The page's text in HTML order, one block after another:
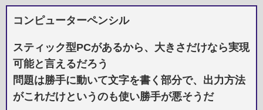
コンピューターペンシル
スティック型PCがあるから、大きさだけなら実現
可能と言えるだろう
問題は勝手に動いて文字を書く部分で、出力方法
がこれだけというのも使い勝手が悪そうだ